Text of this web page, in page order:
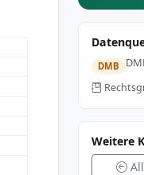
DMB
Weitere